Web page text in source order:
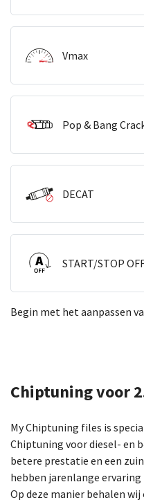
Vmax
Pop & Bang
DECAT
START/STOP
Begin met het aanpassen
Chiptuning voor
My Chiptuning files is
Chiptuning voor diesel- en
betere prestatie en een
hebben jarenlange
Op deze manier behalen